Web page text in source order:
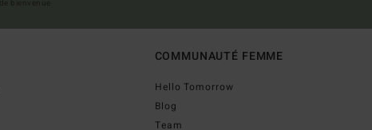
COMMUNAUTÉ FEMME
Hello Tomorrow
Blog
Team